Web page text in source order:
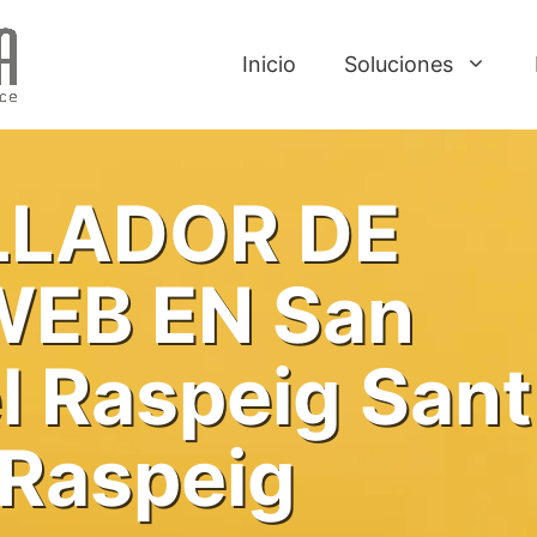
Inicio Soluciones
DE
EN San
Raspeig Sant